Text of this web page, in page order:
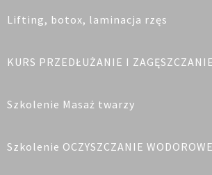
Lifting, botox, laminacja rzęs
KURS PRZEDŁUŻANIE I
Szkolenie Masaż twarzy
Szkolenie OCZYSZCZANIE WODOROWE